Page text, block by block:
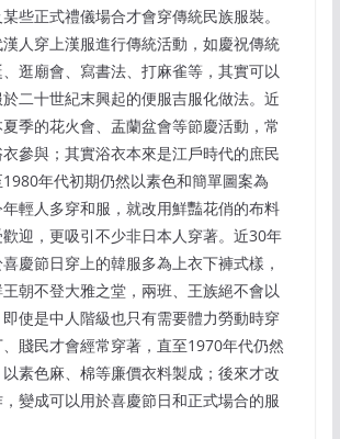
些正式禮儀場合才會穿傳統民族服裝。
人穿上漢服進行傳統活動，如慶祝傳統
逛廟會、寫書法、打麻雀等，其實可以
二十世紀末興起的便服吉服化做法。近
季的花火會、盂蘭盆會等節慶活動，常
參與；其實浴衣本來是江戶時代的庶民
年代初期仍然以素色和簡單圖案為
輕人多穿和服，就改用鮮豔花俏的布料
迎，更吸引不少非日本人穿著。近30年
慶節日穿上的韓服多為上衣下褲式樣，
朝不登大雅之堂，兩班、王族絕不會以
使是中人階級也只有需要體力勞動時穿
賤民才會經常穿著，直至1970年代仍然
素色麻、棉等廉價衣料製成；後來才改
變成可以用於喜慶節日和正式場合的服